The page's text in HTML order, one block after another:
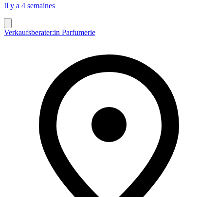
Il y a 4 semaines
Verkaufsberater:in Parfumerie